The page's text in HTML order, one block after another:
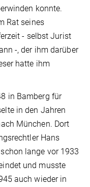
konnte.
Rat seines
- selbst Jurist
-, der ihm darüber
hatte ihm
in Bamberg für
in den Jahren
München. Dort
Hans
lange vor 1933
und musste
auch wieder in